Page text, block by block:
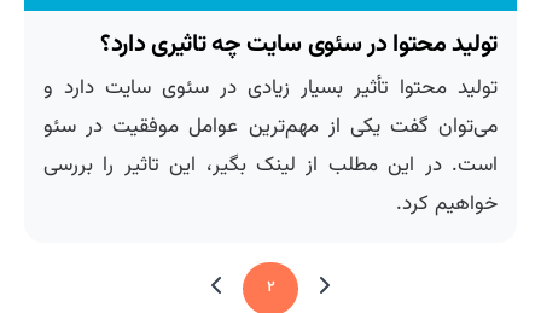
تولید محتوا در سئوی سایت چه تاثیری دارد؟
تولید محتوا تأثیر بسیار زیادی در سئوی سایت دارد و
می‌توان گفت یکی از مهم‌ترین عوامل موفقیت در سئو
است. در این مطلب از لینک بگیر، این تاثیر را بررسی
خواهیم کرد.
۲